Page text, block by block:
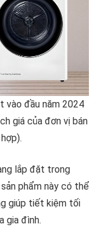
vào đầu năm 2024
giá của đơn vị bán
lắp đặt trong
phẩm này có thể
giúp tiết kiệm tối
gia đình.